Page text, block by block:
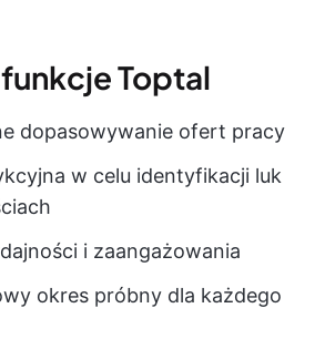
Toptal
dopasowywanie ofert pracy
w celu identyfikacji luk
i zaangażowania
okres próbny dla każdego